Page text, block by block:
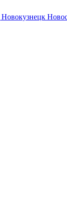
Новокузнецк